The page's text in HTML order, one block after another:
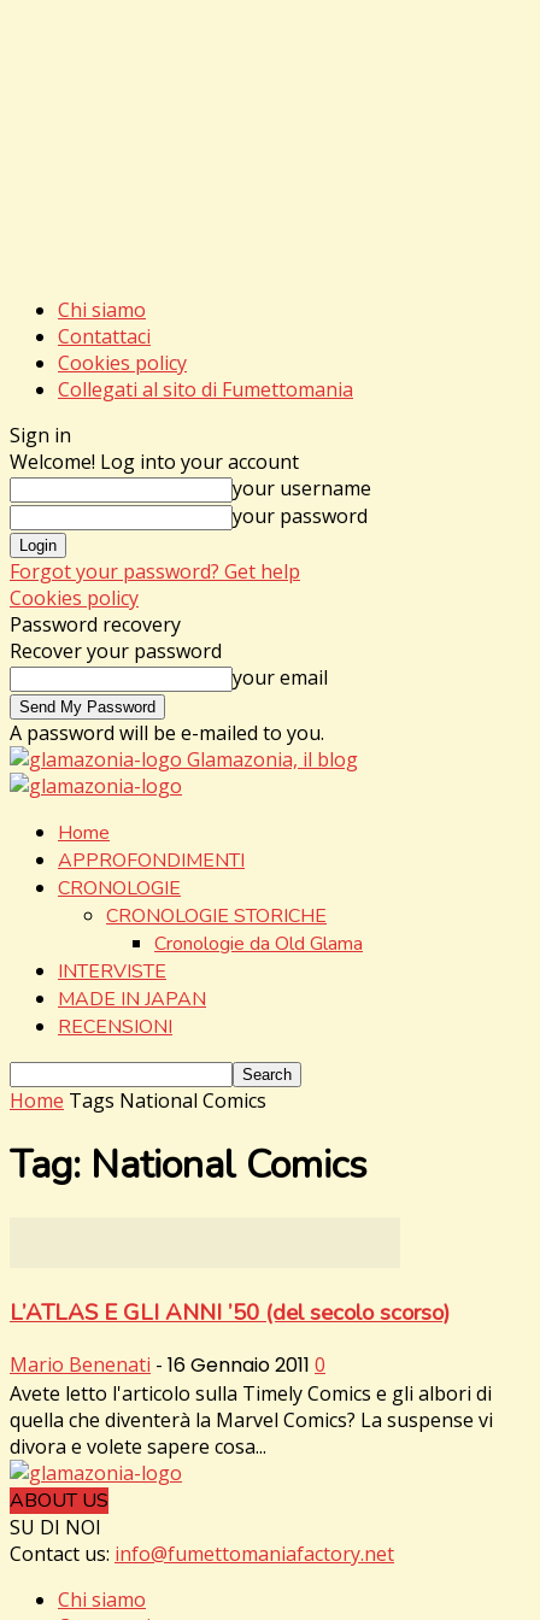
Chi siamo
Contattaci
Cookies policy
Collegati al sito di Fumettomania
Sign in
Welcome! Log into your account
your username
your password
Forgot your password? Get help
Cookies policy
Password recovery
Recover your password
your email
A password will be e-mailed to you.
Glamazonia, il blog
Home
APPROFONDIMENTI
CRONOLOGIE
CRONOLOGIE STORICHE
Cronologie da Old Glama
INTERVISTE
MADE IN JAPAN
RECENSIONI
Home Tags National Comics
Tag: National Comics
L’ATLAS E GLI ANNI ’50 (del secolo scorso)
Mario Benenati - 16 Gennaio 2011 0
Avete letto l'articolo sulla Timely Comics e gli albori di
quella che diventerà la Marvel Comics? La suspense vi
divora e volete sapere cosa...
ABOUT US
SU DI NOI
Contact us: info@fumettomaniafactory.net
Chi siamo